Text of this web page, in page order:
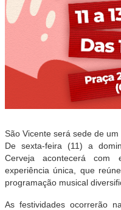
São Vicente será sede de
De sexta-feira (11) a
Cerveja acontecerá com
experiência única, que
programação musical
As festividades ocorrerão